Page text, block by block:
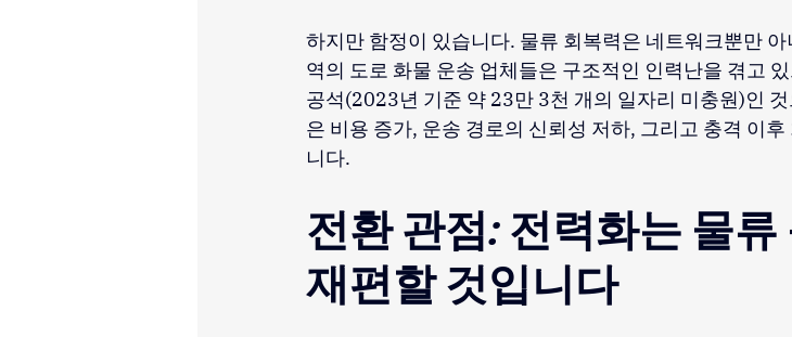
하지만 함정이 있습니다. 물류 회복력은 네트워크뿐만
역의 도로 화물 운송 업체들은 구조적인 인력난을 겪고
공석(2023년 기준 약 23만 3천 개의 일자리 미충원)인
은 비용 증가, 운송 경로의 신뢰성 저하, 그리고 충격 이
니다.
전환 관점: 전력화는 물
재편할 것입니다